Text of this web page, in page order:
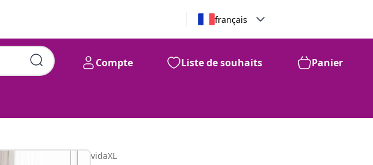
français
Compte Liste de souhaits Panier
vidaXL